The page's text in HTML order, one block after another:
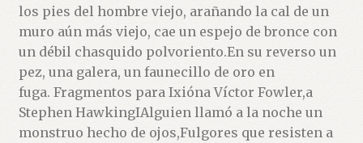
los pies del hombre viejo, arañando la cal de un
muro aún más viejo, cae un espejo de bronce con
un débil chasquido polvoriento.En su reverso un
pez, una galera, un faunecillo de oro en
fuga. Fragmentos para Ixióna Víctor Fowler,a
Stephen HawkingIAlguien llamó a la noche un
monstruo hecho de ojos,Fulgores que resisten a